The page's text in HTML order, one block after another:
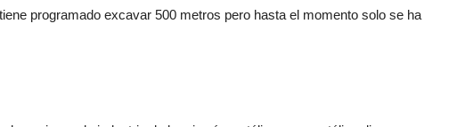
programado excavar 500 metros pero hasta el momento solo se ha